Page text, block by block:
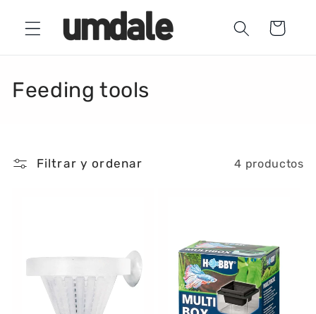
directamente
al contenido
Carrito
C
e
Feeding tools
Filtrar y ordenar 4 productos